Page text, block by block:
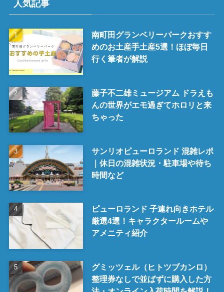
人気記事
南町田グランベリーパークおすす
めのお土産手土産5選！ほぼ毎日
行く筆者が解説
藤子不二雄ミュージアム ドラえも
んの世界がエモ過ぎてホロリと来
ちゃった
サンリオピューロランド 混雑レポ
｜休日の混雑状況・駐車場や待ち
時間など
ピューロランド 子連れ向きホテル
厳選4選！キャラクタールームや
アメニティ紹介
グミッツェル（ヒトツブカンロ）
整理券なしで並ばずに購入した方